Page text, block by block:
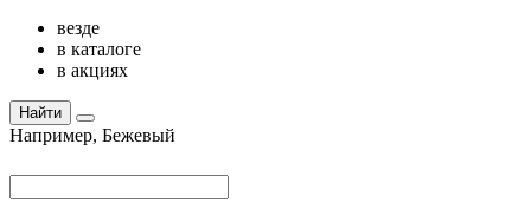
везде
в каталоге
в акциях
Найти
Например, Бежевый